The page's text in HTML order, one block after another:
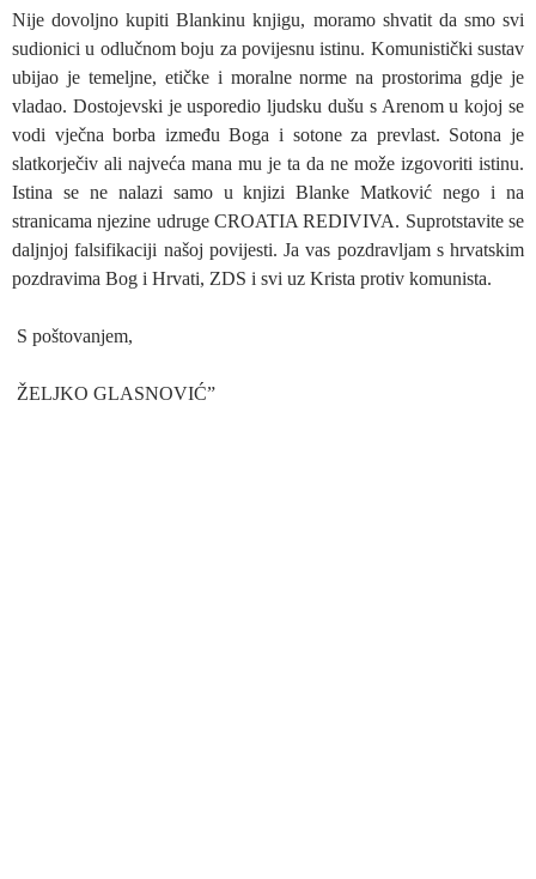
Nije dovoljno kupiti Blankinu knjigu, moramo shvatit da smo svi
sudionici u odlučnom boju za povijesnu istinu. Komunistički sustav
ubijao je temeljne, etičke i moralne norme na prostorima gdje je
vladao. Dostojevski je usporedio ljudsku dušu s Arenom u kojoj se
vodi vječna borba između Boga i sotone za prevlast. Sotona je
slatkorječiv ali najveća mana mu je ta da ne može izgovoriti istinu.
Istina se ne nalazi samo u knjizi Blanke Matković nego i na
stranicama njezine udruge CROATIA REDIVIVA. Suprotstavite se
daljnjoj falsifikaciji našoj povijesti. Ja vas pozdravljam s hrvatskim
pozdravima Bog i Hrvati, ZDS i svi uz Krista protiv komunista.
S poštovanjem,
ŽELJKO GLASNOVIĆ”